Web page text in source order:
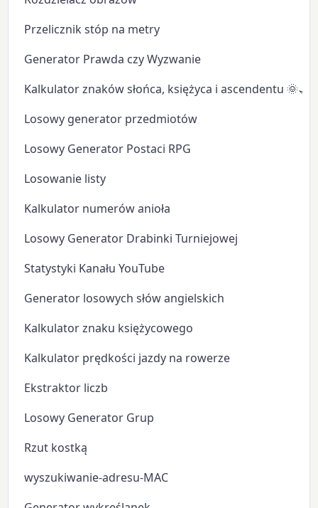
Przelicznik stóp na metry
Generator Prawda czy Wyzwanie
Kalkulator znaków słońca, księżyca i ascendentu
Losowy generator przedmiotów
Losowy Generator Postaci RPG
Losowanie listy
Kalkulator numerów anioła
Losowy Generator Drabinki Turniejowej
Statystyki Kanału YouTube
Generator losowych słów angielskich
Kalkulator znaku księżycowego
Kalkulator prędkości jazdy na rowerze
Ekstraktor liczb
Losowy Generator Grup
Rzut kostką
wyszukiwanie-adresu-MAC